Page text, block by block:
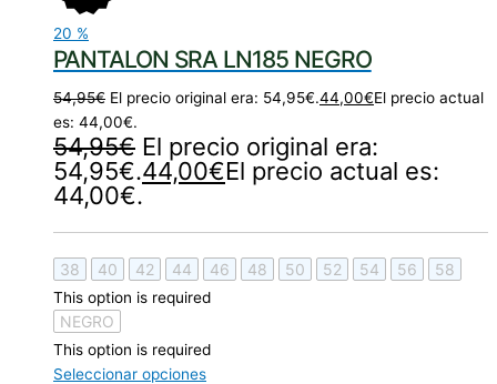
20 %
PANTALON SRA LN185 NEGRO
54,95€ El precio original era: 54,95€.44,00€El precio actual
es: 44,00€.
54,95€ El precio original era:
54,95€.44,00€El precio actual es:
44,00€.
38 40 42 44 46 48 50 52 54 56 58
This option is required
NEGRO
This option is required
Seleccionar opciones